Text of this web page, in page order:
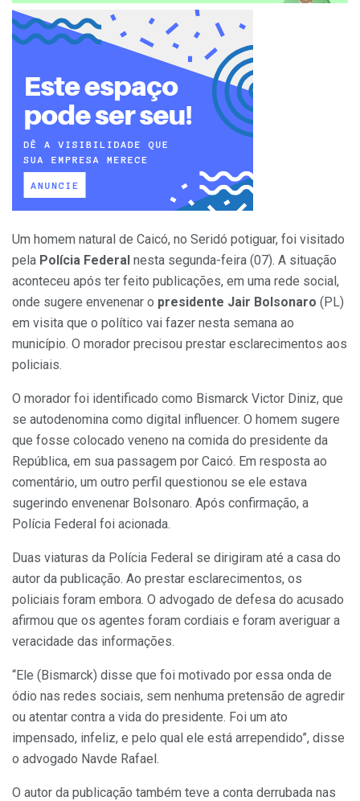
Um homem natural de Caicó, no Seridó potiguar, foi visitado
pela Polícia Federal nesta segunda-feira (07). A situação
aconteceu após ter feito publicações, em uma rede social,
onde sugere envenenar o presidente Jair Bolsonaro (PL)
em visita que o político vai fazer nesta semana ao
município. O morador precisou prestar esclarecimentos aos
policiais.
O morador foi identificado como Bismarck Victor Diniz, que
se autodenomina como digital influencer. O homem sugere
que fosse colocado veneno na comida do presidente da
República, em sua passagem por Caicó. Em resposta ao
comentário, um outro perfil questionou se ele estava
sugerindo envenenar Bolsonaro. Após confirmação, a
Polícia Federal foi acionada.
Duas viaturas da Polícia Federal se dirigiram até a casa do
autor da publicação. Ao prestar esclarecimentos, os
policiais foram embora. O advogado de defesa do acusado
afirmou que os agentes foram cordiais e foram averiguar a
veracidade das informações.
“Ele (Bismarck) disse que foi motivado por essa onda de
ódio nas redes sociais, sem nenhuma pretensão de agredir
ou atentar contra a vida do presidente. Foi um ato
impensado, infeliz, e pelo qual ele está arrependido”, disse
o advogado Navde Rafael.
O autor da publicação também teve a conta derrubada nas